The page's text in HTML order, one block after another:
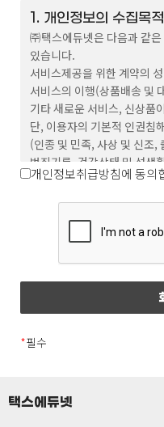
이 약관에서 사용하
같습니다.
① 회원 : 회사와 서
회원 아이디를 부
② 아이디(ID) : 서비
영문 또는 숫자,
있으며 이용자가 회
본인의 ‘ID’인지
‘ID’와 함께 선정
조합이다.
④ 운영자 : 서비스
2. 제1항의 용어를
1. 개인정보의 수집목
㈜택스에듀넷은 다음과 같
있습니다.
서비스제공을 위한 계약의
서비스의 이행(상품배송 및
기타 새로운 서비스, 신상품
단, 이용자의 기본적 인권침
(인종 및 민족, 사상 및 신조,
범죄기록, 건강상태 및 성생
2. 수집하는 개인정보
귀하의 개인정보는 다음과
때
개인정보취급방침에 동의
*필수
택스에듀넷